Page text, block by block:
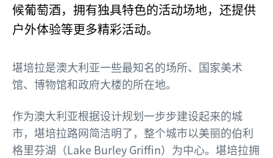
候葡萄酒，拥有独具特色的活动场地，还提供
户外体验等更多精彩活动。
堪培拉是澳大利亚一些最知名的场所、国家美术
馆、博物馆和政府大楼的所在地。
作为澳大利亚根据设计规划一步步建设起来的城
市，堪培拉路网简洁明了，整个城市以美丽的伯利
格里芬湖（Lake Burley Griffin）为中心。堪培拉拥